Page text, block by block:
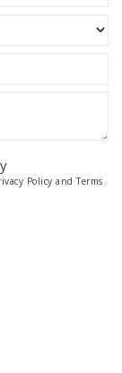
Policy andTerms